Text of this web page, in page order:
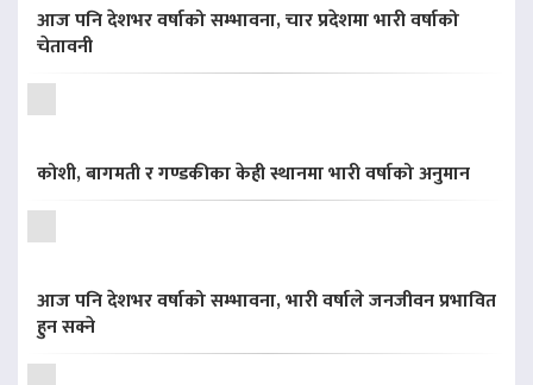
आज पनि देशभर वर्षाको सम्भावना, चार प्रदेशमा भारी वर्षाको
चेतावनी
कोशी, बागमती र गण्डकीका केही स्थानमा भारी वर्षाको अनुमान
आज पनि देशभर वर्षाको सम्भावना, भारी वर्षाले जनजीवन प्रभावित
हुन सक्ने